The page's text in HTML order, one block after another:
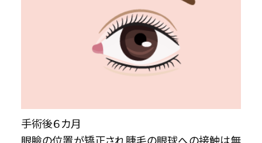
手術後６カ月